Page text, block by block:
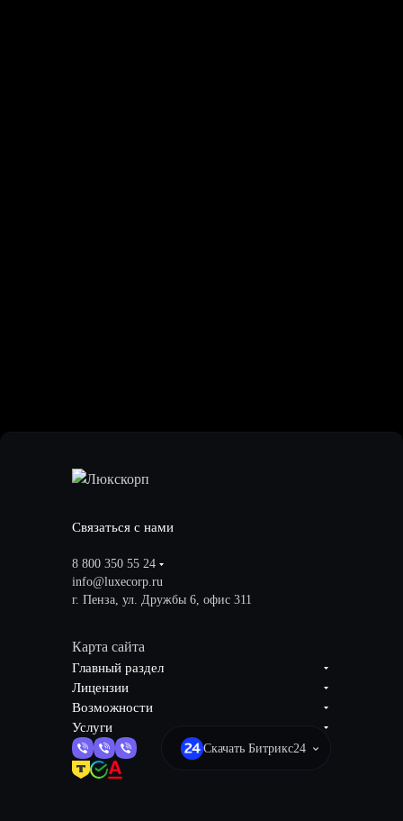
Связаться с нами
8 800 350 55 24
info@luxecorp.ru
г. Пенза, ул. Дружбы 6, офис 311
Карта сайта
Главный раздел
Лицензии
Возможности
Услуги
Скачать Битрикс24